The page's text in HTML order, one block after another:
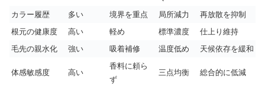
カラー履歴 多い 境界を重点 局所減力
再放散を抑制
根元の健康度
高い 軽め 標準濃度
仕上り維持
毛先の親水化
強い 吸着補修 温度低め 天候依存を緩和
体感敏感度 高い
香料に頼ら
ず
三点均衡 総合的に低減